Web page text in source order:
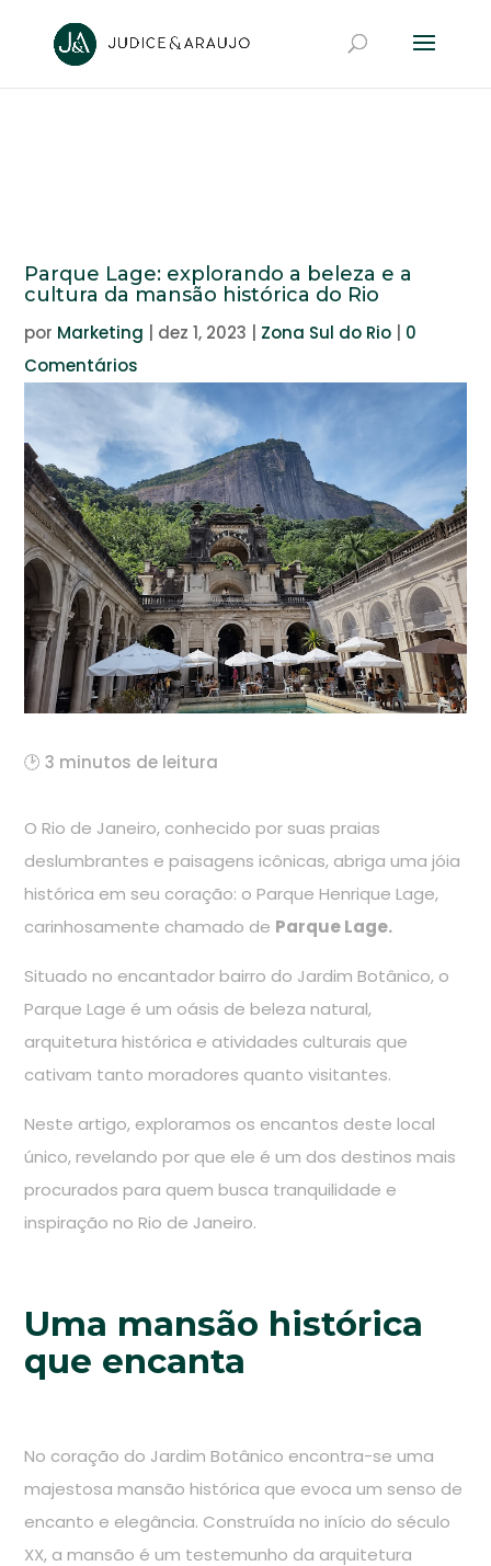
Parque Lage: explorando a beleza e a
cultura da mansão histórica do Rio
por Marketing dez 1, 2023 Zona Sul do Rio
0
Comentários
🕑 3 minutos de leitura
O Rio de Janeiro, conhecido por suas praias
deslumbrantes e paisagens icônicas, abriga uma jóia
histórica em seu coração: o Parque Henrique Lage,
carinhosamente chamado de Parque Lage.
Situado no encantador bairro do Jardim Botânico, o
Parque Lage é um oásis de beleza natural,
arquitetura histórica e atividades culturais que
cativam tanto moradores quanto visitantes.
Neste artigo, exploramos os encantos deste local
único, revelando por que ele é um dos destinos mais
procurados para quem busca tranquilidade e
inspiração no Rio de Janeiro.
Uma mansão histórica
que encanta
No coração do Jardim Botânico encontra-se uma
majestosa mansão histórica que evoca um senso de
encanto e elegância. Construída no início do século
XX, a mansão é um testemunho da arquitetura